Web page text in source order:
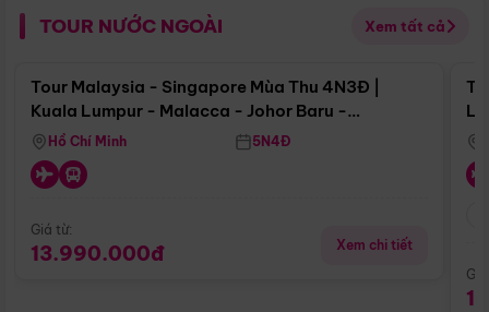
TOUR NƯỚC NGOÀI Xem tất cả
Điểm nổi bật
Tour Malaysia - Singapore Mùa Thu 4N3Đ |
Kuala Lumpur - Malacca - Johor Baru -
Singapore
Hồ Chí Minh 5N4Đ
Giá từ:
13.990.000đ Xem chi tiết